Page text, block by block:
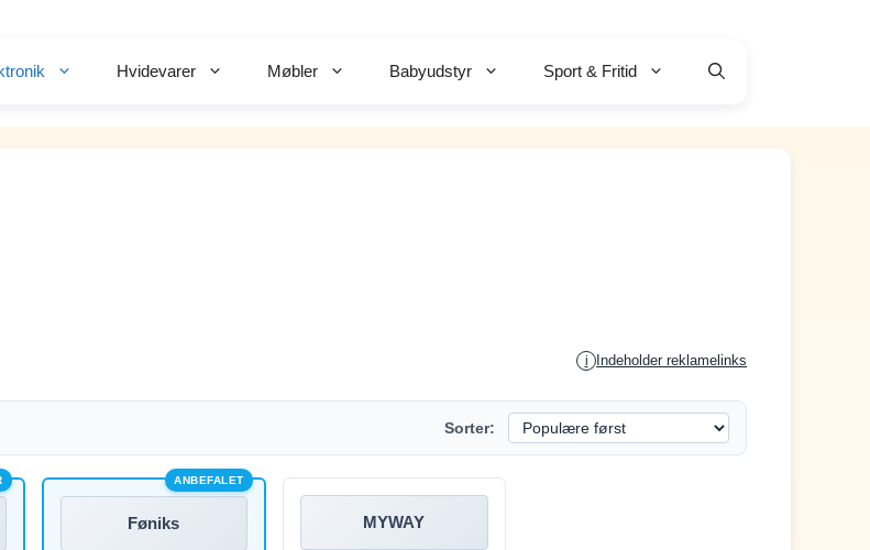
Hvidevarer Møbler Babyudstyr Sport & Fritid
i Indeholder reklamelinks
Sorter:
ANBEFALET
Føniks MYWAY